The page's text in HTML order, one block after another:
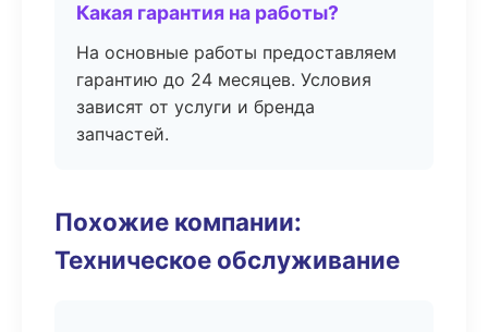
Какая гарантия на работы?
На основные работы предоставляем
гарантию до 24 месяцев. Условия
зависят от услуги и бренда
запчастей.
Похожие компании:
Техническое обслуживание